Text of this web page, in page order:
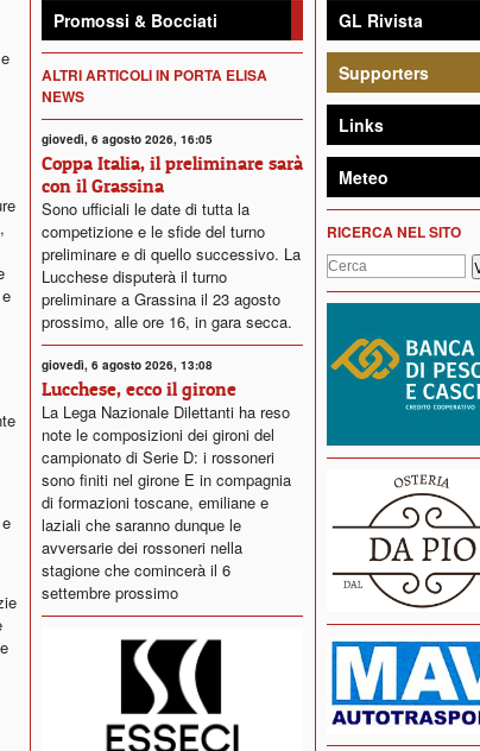
Promossi & Bocciati
ALTRI ARTICOLI IN PORTA ELISA
NEWS
giovedì, 6 agosto 2026, 16:05
Coppa Italia, il preliminare sarà
con il Grassina
Sono ufficiali le date di tutta la
competizione e le sfide del turno
preliminare e di quello successivo. La
Lucchese disputerà il turno
preliminare a Grassina il 23 agosto
prossimo, alle ore 16, in gara secca.
giovedì, 6 agosto 2026, 13:08
Lucchese, ecco il girone
La Lega Nazionale Dilettanti ha reso
note le composizioni dei gironi del
campionato di Serie D: i rossoneri
sono finiti nel girone E in compagnia
di formazioni toscane, emiliane e
laziali che saranno dunque le
avversarie dei rossoneri nella
stagione che comincerà il 6
settembre prossimo
GL Rivista
Supporters
Links
Meteo
RICERCA NEL SITO